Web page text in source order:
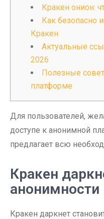
Кракен онион:
Как безопасно
Кракен
Актуальные
2026
Полезные
платформе
Для пользователей,
доступе к анонимной
предлагает всю
Кракен
анонимности
Кракен даркнет